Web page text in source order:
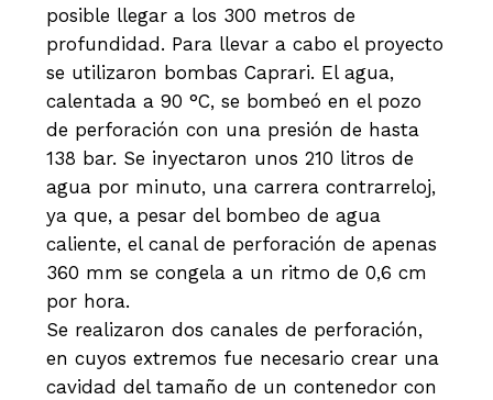
posible llegar a los 300 metros de
profundidad. Para llevar a cabo el proyecto
se utilizaron bombas Caprari. El agua,
calentada a 90 °C, se bombeó en el pozo
de perforación con una presión de hasta
138 bar. Se inyectaron unos 210 litros de
agua por minuto, una carrera contrarreloj,
ya que, a pesar del bombeo de agua
caliente, el canal de perforación de apenas
360 mm se congela a un ritmo de 0,6 cm
por hora.
Se realizaron dos canales de perforación,
en cuyos extremos fue necesario crear una
cavidad del tamaño de un contenedor con